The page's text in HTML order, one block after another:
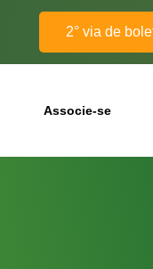
2° via de
Associe-se